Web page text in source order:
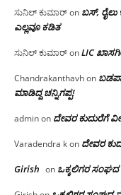
ಸುನಿಲ್ ಕುಮಾರ್on ಬಸ್, ರೈಲು
ಎಲ್ಲವೂ ಕಡಿತ
ಸುನಿಲ್ ಕುಮಾರ್onLIC
Chandrakanthavhon
ಮಾಡಿದ್ದ ಚನ್ನಿಗಪ್ಪ!
adminon ದೇವರ ಕುದುರೆಗೆ
Varadendra kon ದೇವರ
Girish on ಒಕ್ಕಲಿಗರ